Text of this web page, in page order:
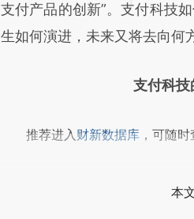
支付产品的创新”。支付科技
生如何演进，未来又将去向何
支付科技
推荐进入 财新数据库 ，可随
本